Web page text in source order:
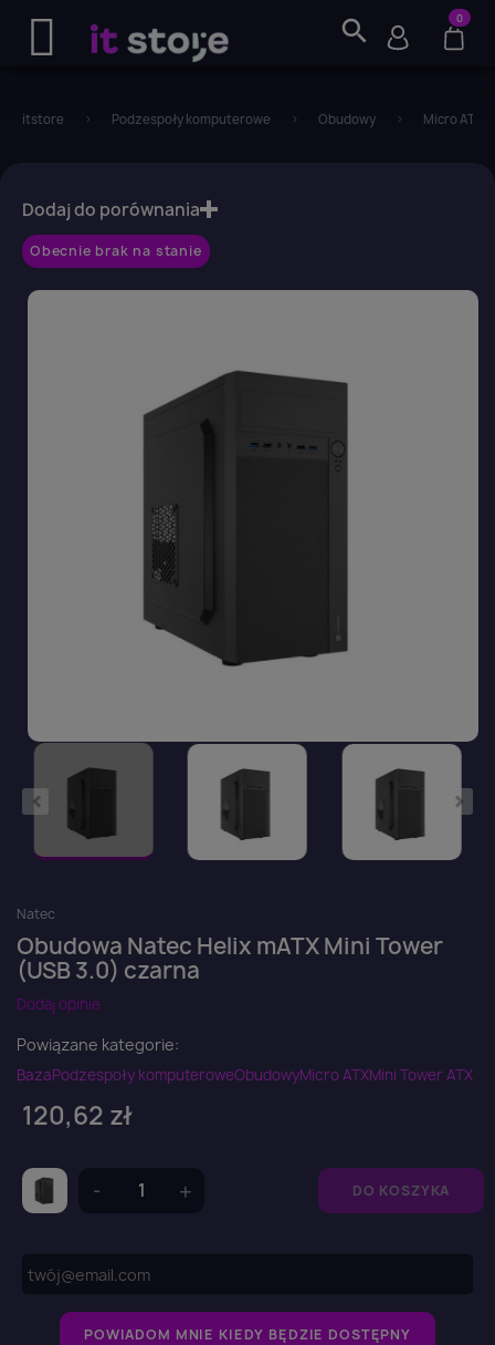
search 0
itstore Podzespoły komputerowe Obudowy Micro ATX
Obecnie brak na stanie
Natec
Obudowa Natec Helix mATX Mini Tower
(USB 3.0) czarna
Dodaj opinie
Powiązane kategorie:
BazaPodzespoły komputeroweObudowyMicro ATXMini Tower ATX
120,62 zł
DO KOSZYKA
Dodaj do porównania
POWIADOM MNIE KIEDY BĘDZIE DOSTĘPNY